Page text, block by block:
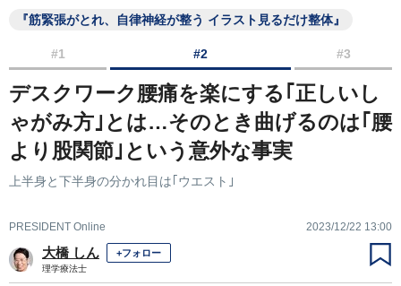
『筋緊張がとれ、自律神経が整う イラスト見るだけ整体』
#1 #2 #3
デスクワーク腰痛を楽にする｢正しいし
ゃがみ方｣とは…そのとき曲げるのは｢腰
より股関節｣という意外な事実
上半身と下半身の分かれ目は｢ウエスト｣
PRESIDENT Online 2023/12/22 13:00
大橋 しん +フォロー
理学療法士